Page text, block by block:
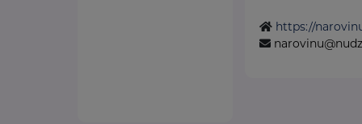
https://